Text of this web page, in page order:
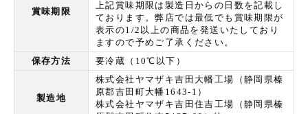
賞味期限
上記賞味期限は製造日からの日数を記載し
ております。弊店では最低でも賞味期限が
表示の1/2以上の商品を発送いたしており
ますので予めご了承ください。
保存方法
要冷蔵（10℃以下）
製造地
株式会社ヤマザキ吉田大幡工場（静岡県榛
原郡吉田町大幡1643-1）
株式会社ヤマザキ吉田住吉工場（静岡県榛